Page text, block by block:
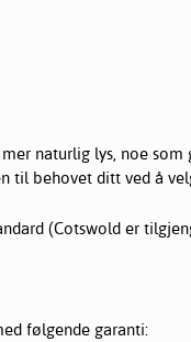
naturlig lys, noe
til behovet ditt ved å
(Cotswold er
følgende garanti: